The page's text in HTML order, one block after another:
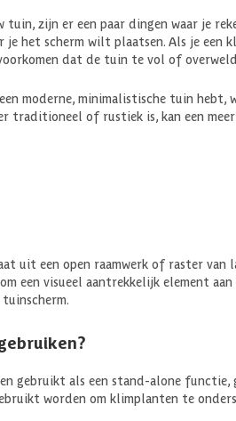
zijn er een paar dingen waar je
het scherm wilt plaatsen. Als je een
dat de tuin te vol of
moderne, minimalistische tuin hebt,
traditioneel of rustiek is, kan een
uit een open raamwerk of raster van
een visueel aantrekkelijk element
gebruikt als een stand-alone
worden om klimplanten te